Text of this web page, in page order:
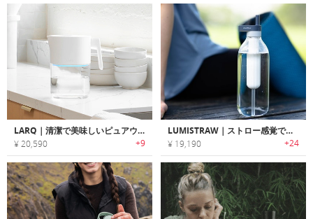
LARQ｜清潔で美味しいピュアウォーターが楽しめるUV-C殺菌ライト搭載ピッチャー型浄水器「ラーク」
¥ 20,590 +9
LUMISTRAW｜ストロー感覚で手軽に使用可能な浄水ウォーターボトル「ルミストロー」
¥ 19,190 +24